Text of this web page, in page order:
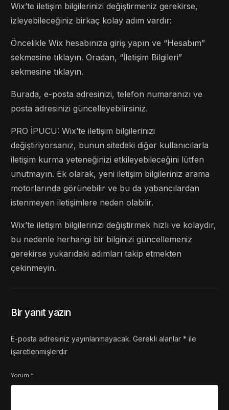
Wix’te iletişim bilgilerinizi değiştirmeniz gerekirse,
izleyebileceğiniz birkaç kolay adım vardır:
Öncelikle Wix hesabınıza giriş yapın ve “Hesabım”
sekmesine tıklayın. Oradan, “İletişim Bilgileri”
sekmesine tıklayın.
Burada, e-posta adresinizi, telefon numaranızı ve
posta adresinizi güncelleyebilirsiniz.
PRO İPUCU: Wix’te iletişim bilgilerinizi
değiştiriyorsanız, bunun sitedeki diğer kullanıcılarla
iletişim kurma yeteneğinizi etkileyebileceğini lütfen
unutmayın. Ek olarak, yeni iletişim bilgileriniz arama
motorlarında görünebilir ve bu da yabancılardan
istenmeyen iletişimlere neden olabilir.
Wix’te iletişim bilgilerinizi değiştirmek hızlı ve kolaydır,
bu nedenle herhangi bir bilginizi güncellemeniz
gerekirse yukarıdaki adımları takip etmekten
çekinmeyin.
Bir yanıt yazın
E-posta adresiniz yayınlanmayacak. Gerekli alanlar* ile
işaretlenmişlerdir
Yorum*